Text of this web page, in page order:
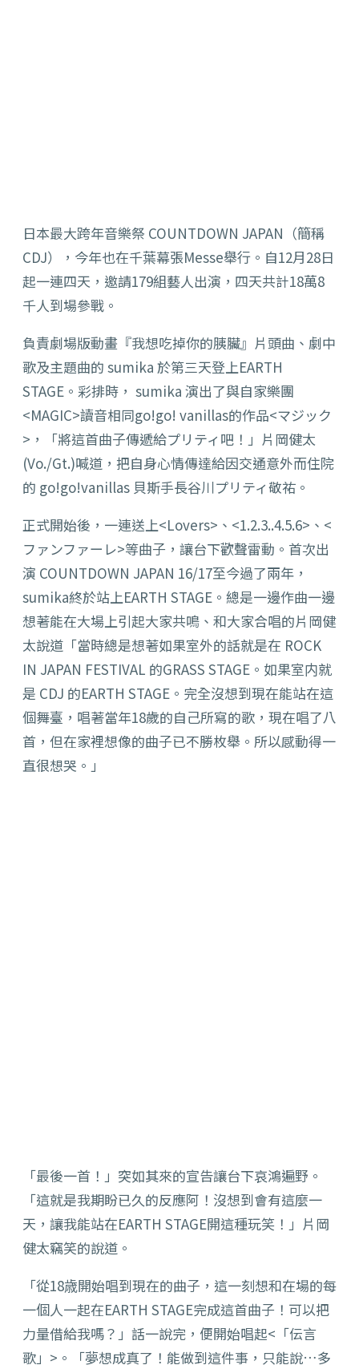
日本最大跨年音樂祭 COUNTDOWN JAPAN（簡稱
CDJ），今年也在千葉幕張Messe舉行。自12月28日
起一連四天，邀請179組藝人出演，四天共計18萬8
千人到場參戰。
負責劇場版動畫『我想吃掉你的胰臟』片頭曲、劇中
歌及主題曲的 sumika 於第三天登上EARTH
STAGE。彩排時， sumika 演出了與自家樂團
<MAGIC>讀音相同go!go! vanillas的作品<マジック
>，「將這首曲子傳遞給プリティ吧！」片岡健太
(Vo./Gt.)喊道，把自身心情傳達給因交通意外而住院
的 go!go!vanillas 貝斯手長谷川プリティ敬祐。
正式開始後，一連送上<Lovers>、<1.2.3..4.5.6>、<
ファンファーレ>等曲子，讓台下歡聲雷動。首次出
演 COUNTDOWN JAPAN 16/17至今過了兩年，
sumika終於站上EARTH STAGE。總是一邊作曲一邊
想著能在大場上引起大家共鳴、和大家合唱的片岡健
太說道「當時總是想著如果室外的話就是在 ROCK
IN JAPAN FESTIVAL 的GRASS STAGE。如果室内就
是 CDJ 的EARTH STAGE。完全沒想到現在能站在這
個舞臺，唱著當年18歲的自己所寫的歌，現在唱了八
首，但在家裡想像的曲子已不勝枚舉。所以感動得一
直很想哭。」
「最後一首！」突如其來的宣告讓台下哀鴻遍野。
「這就是我期盼已久的反應阿！沒想到會有這麼一
天，讓我能站在EARTH STAGE開這種玩笑！」片岡
健太竊笑的說道。
「從18歳開始唱到現在的曲子，這一刻想和在場的每
一個人一起在EARTH STAGE完成這首曲子！可以把
力量借給我嗎？」話一說完，便開始唱起<「伝言
歌」>。「夢想成真了！能做到這件事，只能說…多